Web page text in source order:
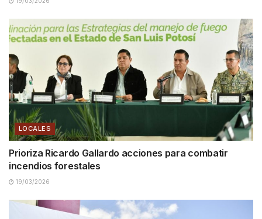
LOCALES
Prioriza Ricardo Gallardo acciones para combatir
incendios forestales
19/03/2026